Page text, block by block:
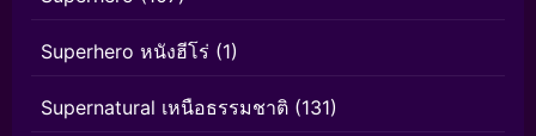
Superhero หนังฮีโร่ (1)
Supernatural เหนือธรรมชาติ (131)